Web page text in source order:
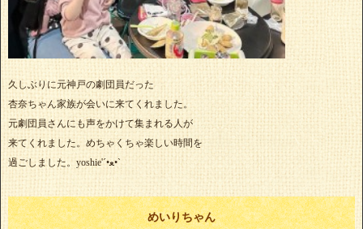
久しぶりに元神戸の劇団員だった
杏奈ちゃん家族が会いに来てくれました。
元劇団員さんにも声をかけて集まれる人が
来てくれました。めちゃくちゃ楽しい時間を
過ごしました。yoshie'‎´•ﻌ•`
めいりちゃん